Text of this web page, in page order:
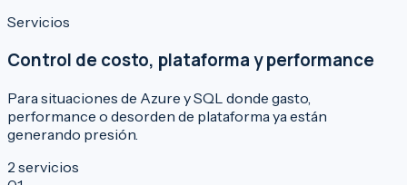
Servicios
Control de costo, plataforma y performance
Para situaciones de Azure y SQL donde gasto,
performance o desorden de plataforma ya están
generando presión.
2 servicios